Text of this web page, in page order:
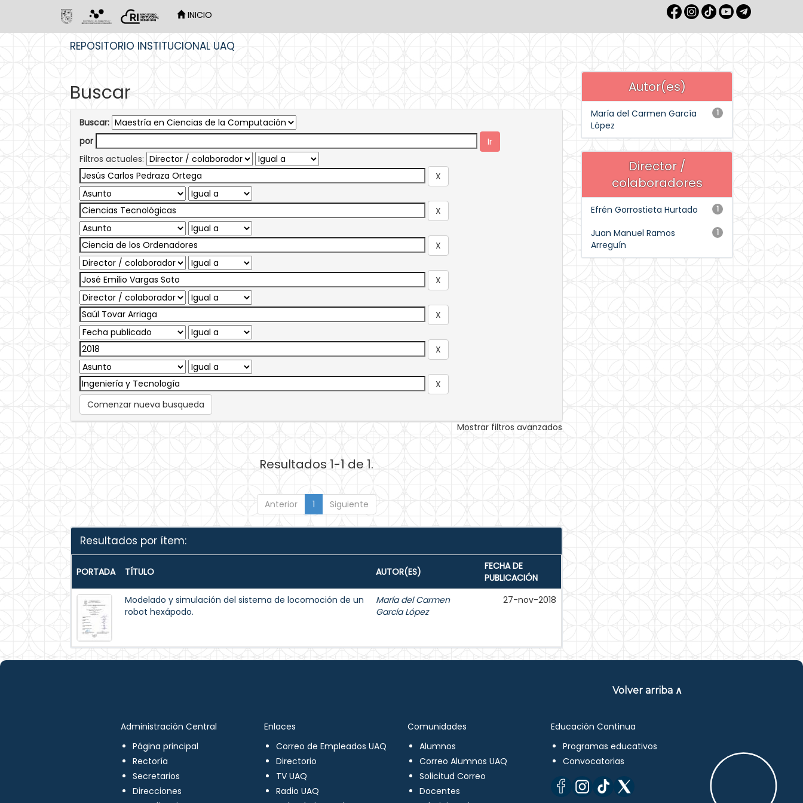
INICIO
REPOSITORIO INSTITUCIONAL UAQ
Buscar
Buscar:
por
Filtros actuales:
Comenzar nueva busqueda
Mostrar filtros avanzados
Resultados 1-1 de 1.
Anterior 1 Siguiente
Resultados por ítem:
PORTADA TÍTULO AUTOR(ES)
FECHA DE
PUBLICACIÓN
Modelado y simulación del sistema de locomoción de un
robot hexápodo.
María del Carmen
García López
27-nov-2018
Autor(es)
1
María del Carmen García
López
Director /
colaboradores
1
Efrén Gorrostieta Hurtado
1
Juan Manuel Ramos
Arreguín
Volver arriba ∧
Administración Central
Página principal
Rectoría
Secretarios
Direcciones
Enlaces
Correo de Empleados UAQ
Directorio
TV UAQ
Radio UAQ
Comunidades
Alumnos
Correo Alumnos UAQ
Solicitud Correo
Docentes
Educación Continua
Programas educativos
Convocatorias